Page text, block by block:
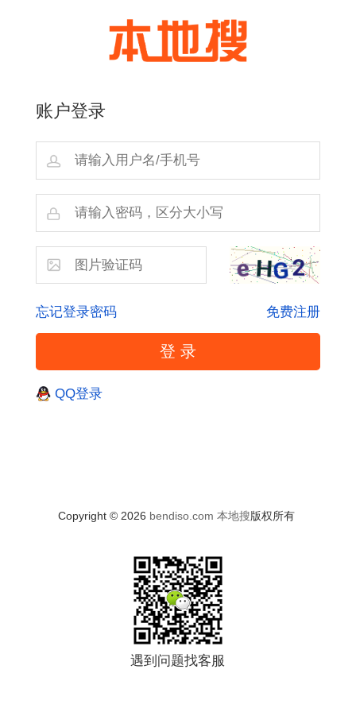
账户登录
忘记登录密码 免费注册
QQ登录
Copyright © 2026 bendiso.com 本地搜版权所有
遇到问题找客服